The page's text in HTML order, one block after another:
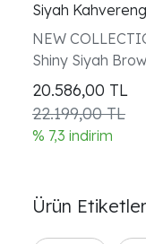
Siyah
Unisex Güneş
NEW
Shiny Siyah
Photochromic
20.586,00 TL
22.199,00 TL
% 7,3 indirim
Ürün